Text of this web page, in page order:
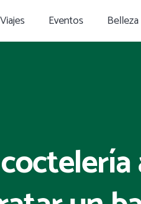
Viajes Eventos Belleza